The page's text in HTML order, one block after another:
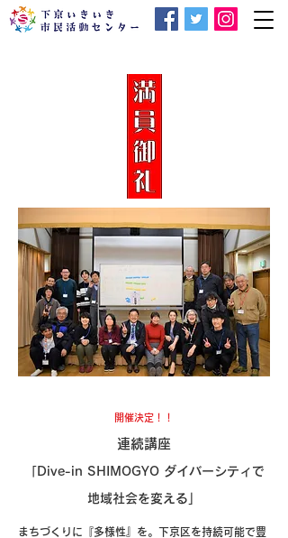
開催決定！！
連続講座
「Dive-in SHIMOGYO ダイバーシティで
地域社会を変える」
まちづくりに『多様性』を。下京区を持続可能で豊